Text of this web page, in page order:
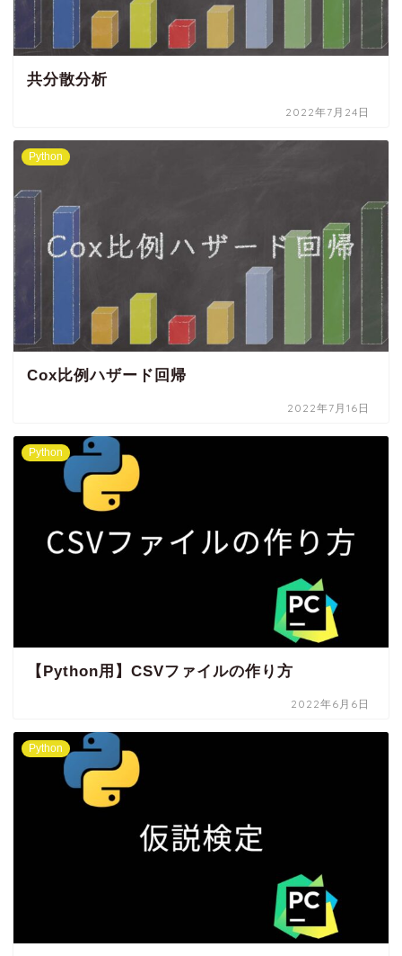
共分散分析
2022年7月24日
Python
Cox比例ハザード回帰
2022年7月16日
Python
【Python用】CSVファイルの作り方
2022年6月6日
Python